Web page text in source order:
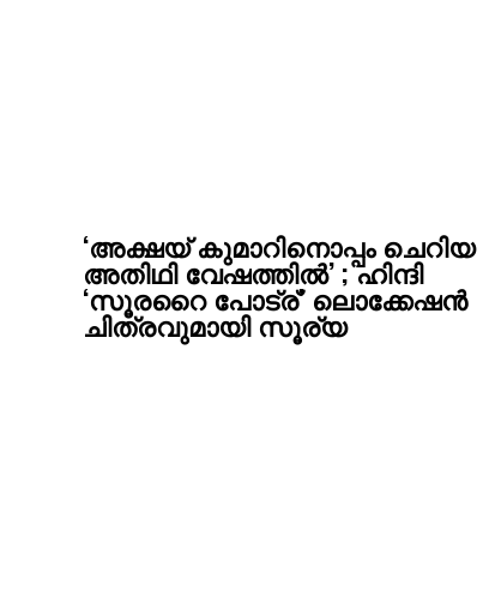
‘അക്ഷയ് കുമാറിനൊപ്പം ചെറിയ
അതിഥി വേഷത്തിൽ’ ; ഹിന്ദി
‘സൂരറൈ പോട്ര്’ ലൊക്കേഷന്‍
ചിത്രവുമായി സൂര്യ